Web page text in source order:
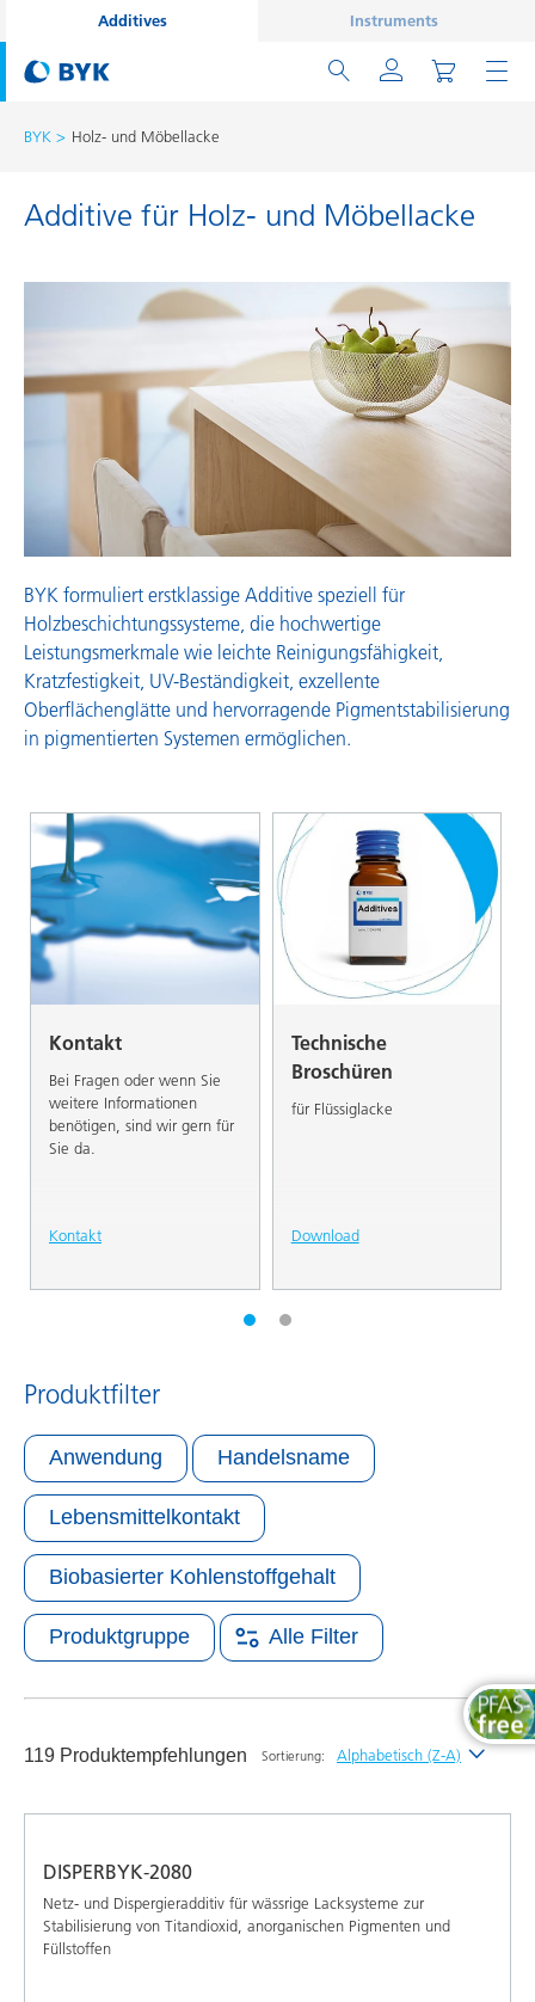
Additives Instruments
BYK Holz- und Möbellacke
Additive für Holz- und Möbellacke
BYK formuliert erstklassige Additive speziell für
Holzbeschichtungssysteme, die hochwertige
Leistungsmerkmale wie leichte Reinigungsfähigkeit,
Kratzfestigkeit, UV-Beständigkeit, exzellente
Oberflächenglätte und hervorragende Pigmentstabilisierung
in pigmentierten Systemen ermöglichen.
Kontakt
Bei Fragen oder wenn Sie
weitere Informationen
benötigen, sind wir gern für
Sie da.
Kontakt
Technische
Broschüren
für Flüssiglacke
Download
Produktfilter
Anwendung Handelsname
Lebensmittelkontakt
Biobasierter Kohlenstoffgehalt
Produktgruppe Alle Filter
119 Produktempfehlungen Sortierung: Alphabetisch (Z-A)
DISPERBYK-2080
Netz- und Dispergieradditiv für wässrige Lacksysteme zur
Stabilisierung von Titandioxid, anorganischen Pigmenten und
Füllstoffen